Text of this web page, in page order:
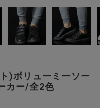
)ボリューミーソー
カー/全2色